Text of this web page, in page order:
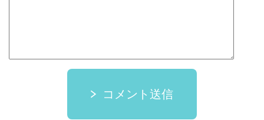
コメント送信